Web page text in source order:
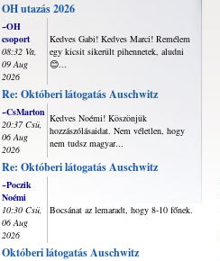
OH utazás 2026
~OH
csoport
08:32 Va,
09 Aug
2026
Kedves Gabi! Kedves Marci! Remélem
egy kicsit sikerült pihennetek, aludni
😊...
Re: Októberi látogatás Auschwitz
~CsMarton
20:37 Csü,
06 Aug
2026
Kedves Noémi! Köszönjük
hozzászólásaidat. Nem véletlen, hogy
nem tudsz magyar...
Re: Októberi látogatás Auschwitz
~Poczik
Noémi
10:30 Csü,
06 Aug
2026
Bocsánat az lemaradt, hogy 8-10 főnek.
Októberi látogatás Auschwitz